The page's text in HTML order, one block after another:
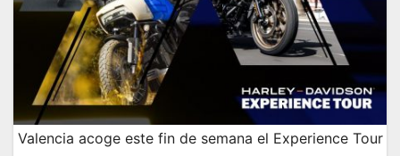
Valencia acoge este fin de semana el Experience Tour